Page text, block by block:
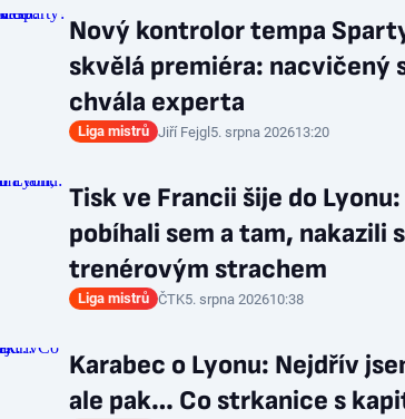
Nový kontrolor tempa
skvělá premiéra: nacvičený
chvála experta
Liga mistrů Jiří Fejgl5. srpna 202613:20
Tisk ve Francii šije do
pobíhali sem a tam, nakazili
trenérovým strachem
Liga mistrů ČTK5. srpna 202610:38
Karabec o Lyonu: Nejdřív
ale pak… Co strkanice s